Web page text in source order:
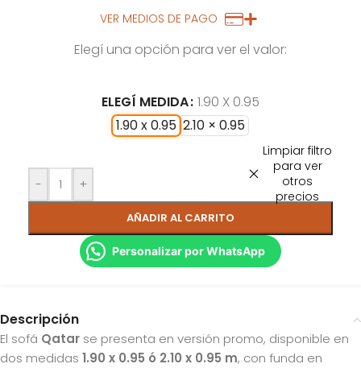
VER MEDIOS DE PAGO
Elegí una opción para ver el valor:
ELEGÍ MEDIDA 1.90 X 0.95
1.90 x 0.95 2.10 × 0.95
Limpiar filtro
para ver
otros
precios
- +
AÑADIR AL CARRITO
Personalizar por WhatsApp
Descripción
El sofá Qatar se presenta en versión promo, disponible en
dos medidas 1.90 x 0.95 ó 2.10 x 0.95 m, con funda en